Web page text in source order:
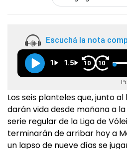
Escuchá la nota
1 1.5 10 10
Los seis planteles que, junto al
darán vida desde mañana a
serie regular de la Liga de
terminarán de arribar hoy a
un lapso de nueve días se